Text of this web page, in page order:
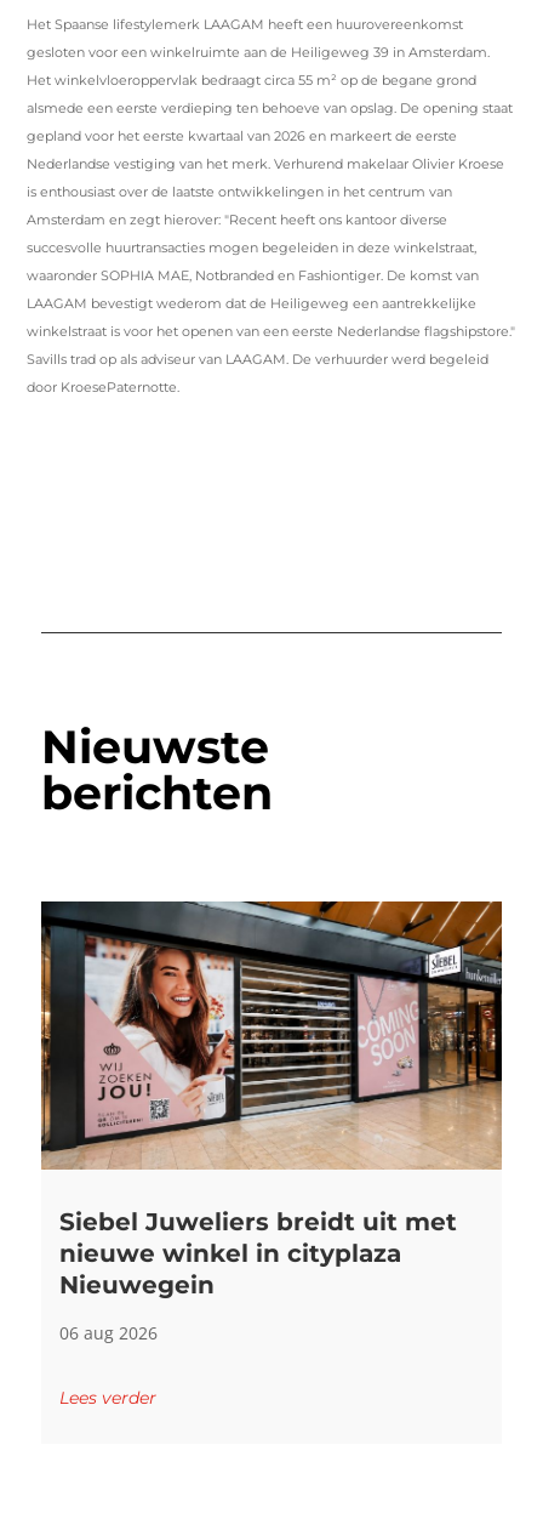
Het Spaanse lifestylemerk LAAGAM heeft een huurovereenkomst
gesloten voor een winkelruimte aan de Heiligeweg 39 in Amsterdam.
Het winkelvloeroppervlak bedraagt circa 55 m² op de begane grond
alsmede een eerste verdieping ten behoeve van opslag. De opening staat
gepland voor het eerste kwartaal van 2026 en markeert de eerste
Nederlandse vestiging van het merk. Verhurend makelaar Olivier Kroese
is enthousiast over de laatste ontwikkelingen in het centrum van
Amsterdam en zegt hierover: "Recent heeft ons kantoor diverse
succesvolle huurtransacties mogen begeleiden in deze winkelstraat,
waaronder SOPHIA MAE, Notbranded en Fashiontiger. De komst van
LAAGAM bevestigt wederom dat de Heiligeweg een aantrekkelijke
winkelstraat is voor het openen van een eerste Nederlandse flagshipstore."
Savills trad op als adviseur van LAAGAM. De verhuurder werd begeleid
door KroesePaternotte.
Nieuwste
berichten
Siebel Juweliers breidt uit met
nieuwe winkel in cityplaza
Nieuwegein
06 aug 2026
Lees verder